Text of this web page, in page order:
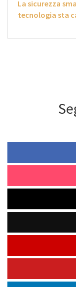
La sicurezza
tecnologia sta